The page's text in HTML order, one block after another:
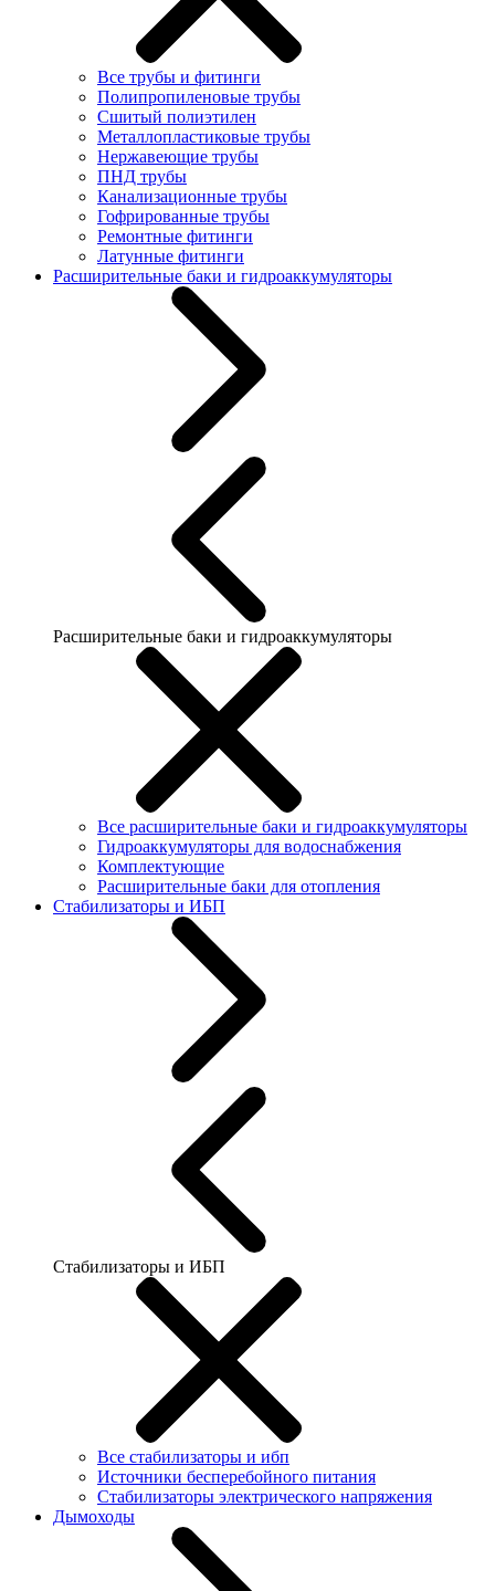
Все трубы и фитинги
Полипропиленовые трубы
Сшитый полиэтилен
Металлопластиковые трубы
Нержавеющие трубы
ПНД трубы
Канализационные трубы
Гофрированные трубы
Ремонтные фитинги
Латунные фитинги
Расширительные баки и гидроаккумуляторы
Расширительные баки и гидроаккумуляторы
Все расширительные баки и гидроаккумуляторы
Гидроаккумуляторы для водоснабжения
Комплектующие
Расширительные баки для отопления
Стабилизаторы и ИБП
Стабилизаторы и ИБП
Все стабилизаторы и ибп
Источники бесперебойного питания
Стабилизаторы электрического напряжения
Дымоходы